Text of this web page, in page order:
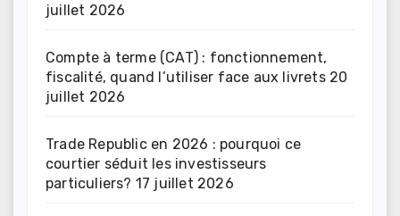
juillet 2026
Compte à terme (CAT) : fonctionnement,
fiscalité, quand l’utiliser face aux livrets 20
juillet 2026
Trade Republic en 2026 : pourquoi ce
courtier séduit les investisseurs
particuliers? 17 juillet 2026